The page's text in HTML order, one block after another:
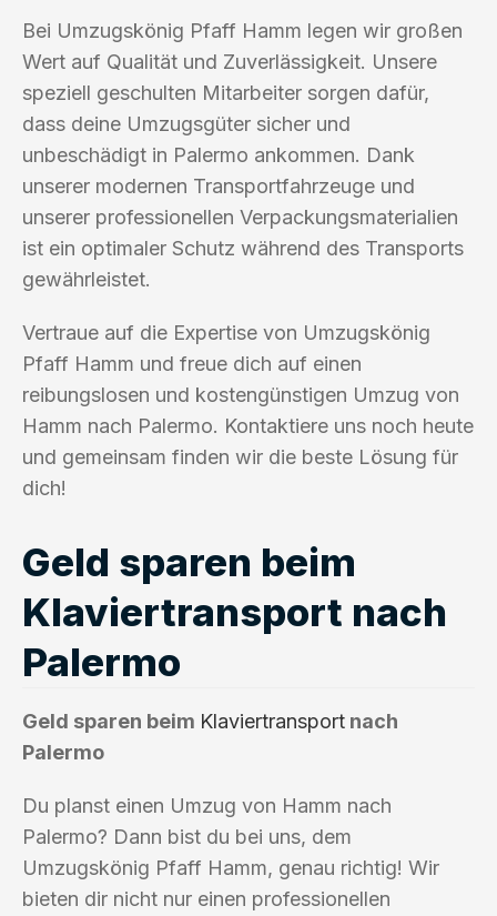
Bei Umzugskönig Pfaff Hamm legen wir großen
Wert auf Qualität und Zuverlässigkeit. Unsere
speziell geschulten Mitarbeiter sorgen dafür,
dass deine Umzugsgüter sicher und
unbeschädigt in Palermo ankommen. Dank
unserer modernen Transportfahrzeuge und
unserer professionellen Verpackungsmaterialien
ist ein optimaler Schutz während des Transports
gewährleistet.
Vertraue auf die Expertise von Umzugskönig
Pfaff Hamm und freue dich auf einen
reibungslosen und kostengünstigen Umzug von
Hamm nach Palermo. Kontaktiere uns noch heute
und gemeinsam finden wir die beste Lösung für
dich!
Geld sparen beim
Klaviertransport nach
Palermo
Geld sparen beim Klaviertransport nach
Palermo
Du planst einen Umzug von Hamm nach
Palermo? Dann bist du bei uns, dem
Umzugskönig Pfaff Hamm, genau richtig! Wir
bieten dir nicht nur einen professionellen